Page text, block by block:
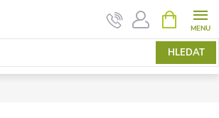
HLEDAT
NÁKUPNÍ
KOŠÍK